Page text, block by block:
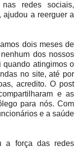
redes sociais,
ajudou a reerguer a
dois meses de
dos nossos
quando atingimos o
no site, até por
acredito. O post
e as
para nós. Com
e a saúde
a força das redes